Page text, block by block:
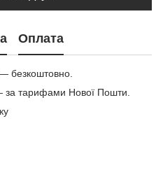
Оплата
безкоштовно.
за тарифами Нової Пошти.